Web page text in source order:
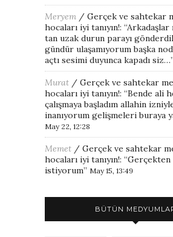
Meryem / Gerçek ve sahtekar
hocaları iyi tanıyın!: “Arkadaşlar
tan uzak durun parayı
gündür ulaşamıyorum başka
açtı sesimi duyunca kapadı siz…”
Murat / Gerçek ve sahtekar
hocaları iyi tanıyın!: “Bende ali
çalışmaya başladım allahin
inanıyorum gelişmeleri buraya
May 22, 12:28
Memet / Gerçek ve sahtekar
hocaları iyi tanıyın!: “Gerçekten
istiyorum” May 15, 13:49
BÜTÜN